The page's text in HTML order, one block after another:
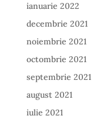
ianuarie 2022
decembrie 2021
noiembrie 2021
octombrie 2021
septembrie 2021
august 2021
iulie 2021